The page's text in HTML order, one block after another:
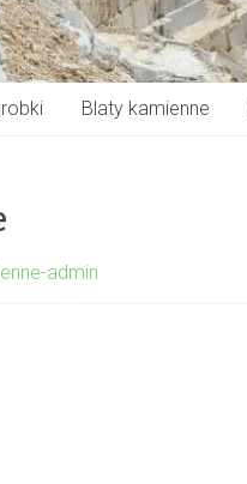
Blaty kamienne
admin